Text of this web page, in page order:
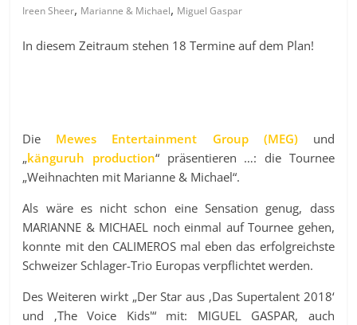
Ireen Sheer, Marianne & Michael, Miguel Gaspar
In diesem Zeitraum stehen 18 Termine auf dem Plan!
Die Mewes Entertainment Group (MEG)und
„känguruh production“ präsentieren …: die Tournee
„Weihnachten mit Marianne & Michael“.
Als wäre es nicht schon eine Sensation genug, dass
MARIANNE & MICHAEL noch einmal auf Tournee gehen,
konnte mit den CALIMEROS mal eben das erfolgreichste
Schweizer Schlager-Trio Europas verpflichtet werden.
Des Weiteren wirkt „Der Star aus ‚Das Supertalent 2018‘
und ‚The Voice Kids'“ mit: MIGUEL GASPAR, auch